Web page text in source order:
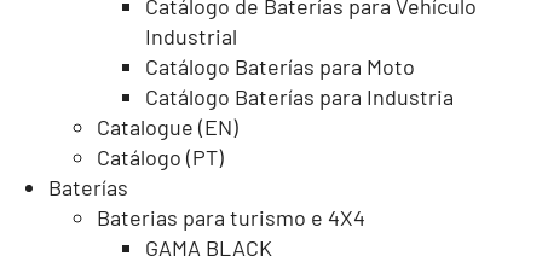
Catálogo de Baterías para Vehículo
Industrial
Catálogo Baterías para Moto
Catálogo Baterías para Industria
Catalogue (EN)
Catálogo (PT)
Baterías
Baterias para turismo e 4X4
GAMA BLACK